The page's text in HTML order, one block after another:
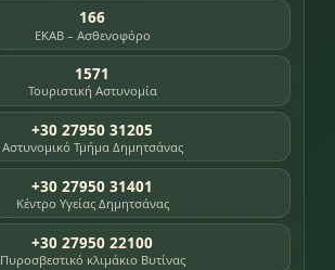
166
ΕΚΑΒ – Ασθενοφόρο
1571
Τουριστική Αστυνομία
+30 27950 31205
Αστυνομικό Τμήμα Δημητσάνας
+30 27950 31401
Κέντρο Υγείας Δημητσάνας
+30 27950 22100
Πυροσβεστικό κλιμάκιο Βυτίνας